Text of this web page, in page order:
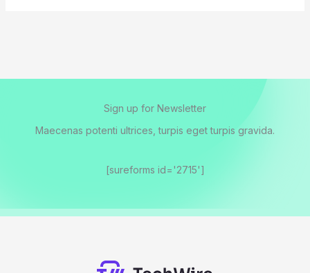
Sign up for Newsletter
Maecenas potenti ultrices, turpis eget turpis gravida.
[sureforms id='2715']